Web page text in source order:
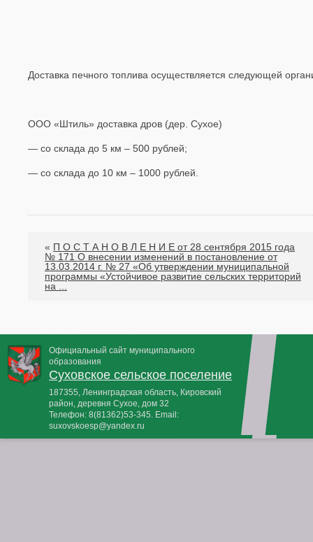
Доставка печного топлива осуществляется следующей
ООО «Штиль» доставка дров (дер. Сухое)
— со склада до 5 км – 500 рублей;
— со склада до 10 км – 1000 рублей.
« П О С Т А Н О В Л Е Н И Е от 28 сентября 2015 года
№ 171 О внесении изменений в постановление от
13.03.2014 г. № 27 «Об утверждении муниципальной
программы «Устойчивое развитие сельских территорий
на ...
Официальный сайт муниципального
образования
Суховское сельское поселение
187355, Ленинградская область, Кировский
район, деревня Сухое, дом 32
Телефон: 8(81362)53-345 . Email:
suxovskoesp@yandex.ru